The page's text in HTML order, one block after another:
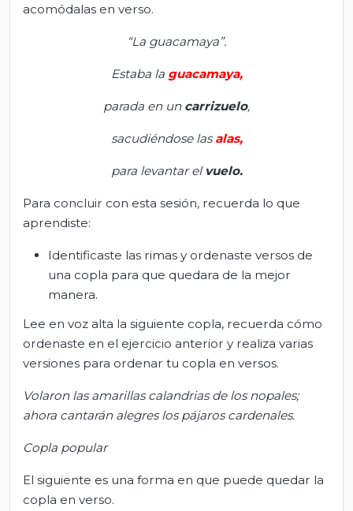
acomódalas en verso.
“La guacamaya”.
Estaba la guacamaya,
parada en un carrizuelo,
sacudiéndose lasalas,
para levantar el vuelo.
Para concluir con esta sesión, recuerda lo que
aprendiste:
Identificaste las rimas y ordenaste versos de
una copla para que quedara de la mejor
manera.
Lee en voz alta la siguiente copla, recuerda cómo
ordenaste en el ejercicio anterior y realiza varias
versiones para ordenar tu copla en versos.
Volaron las amarillas calandrias de los nopales;
ahora cantarán alegres los pájaros cardenales.
Copla popular
El siguiente es una forma en que puede quedar la
copla en verso.